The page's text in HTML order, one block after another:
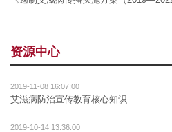
资源中心
2019-11-08 16:07:00
艾滋病防治宣传教育核心知识
2019-10-14 13:36:00